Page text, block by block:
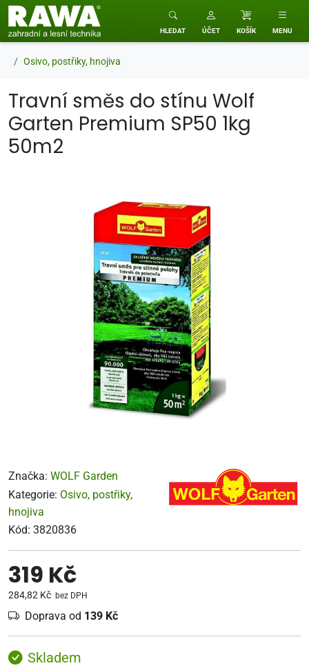
RAWA zahradní a lesní technika
HLEDAT ÚČET KOŠÍK MENU
Osivo, postřiky, hnojiva
Travní směs do stínu Wolf
Garten Premium SP50 1kg
50m2
Značka: WOLF Garden
Kategorie: Osivo, postřiky,
hnojiva
Kód: 3820836
319 Kč
284,82 Kč bez DPH
Doprava od 139 Kč
Skladem